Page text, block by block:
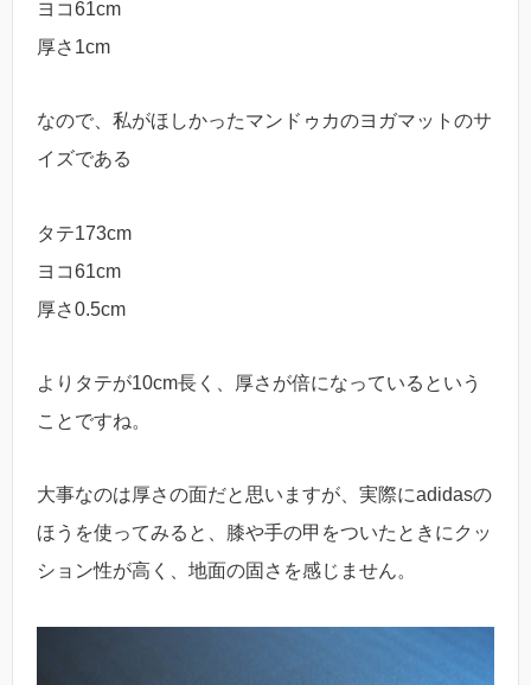
ヨコ61cm
厚さ1cm
なので、私がほしかったマンドゥカのヨガマットのサ
イズである
タテ173cm
ヨコ61cm
厚さ0.5cm
よりタテが10cm長く、厚さが倍になっているという
ことですね。
大事なのは厚さの面だと思いますが、実際にadidasの
ほうを使ってみると、膝や手の甲をついたときにクッ
ション性が高く、地面の固さを感じません。